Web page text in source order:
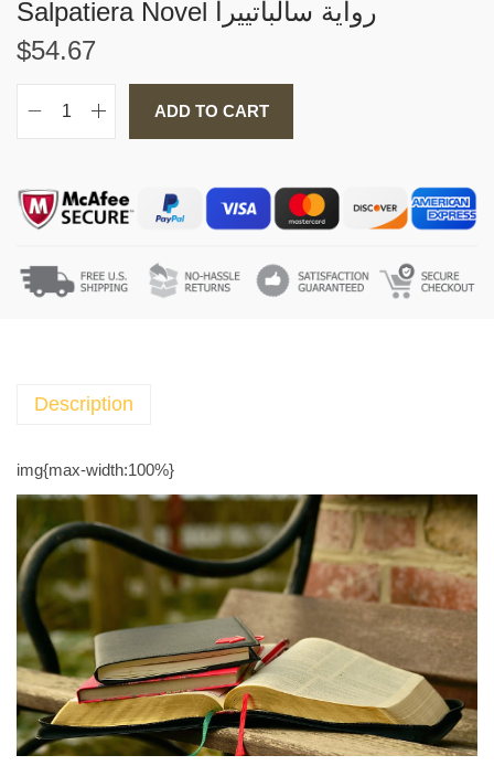
Salpatiera Novel رواية سالباتييرا
$54.67
S
p
i
N
e
ر
ا
ة
س
ا
ل
ب
ADD TO CART
Description
img{max-width:100%}